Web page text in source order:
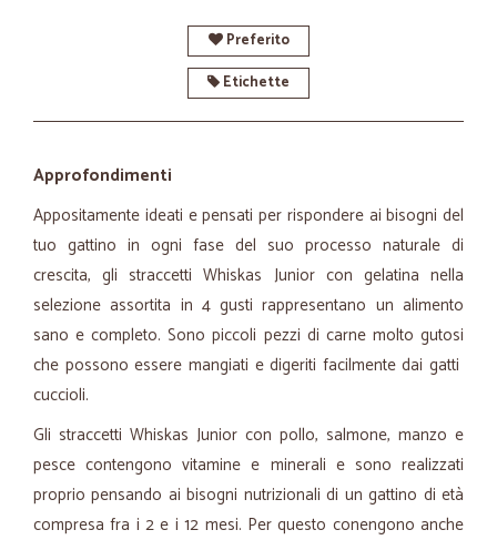
Preferito
Etichette
Approfondimenti
Appositamente ideati e pensati per rispondere ai bisogni del
tuo gattino in ogni fase del suo processo naturale di
crescita, gli straccetti Whiskas Junior con gelatina nella
selezione assortita in 4 gusti rappresentano un alimento
sano e completo. Sono piccoli pezzi di carne molto gutosi
che possono essere mangiati e digeriti facilmente dai gatti
cuccioli.
Gli straccetti Whiskas Junior con pollo, salmone, manzo e
pesce contengono vitamine e minerali e sono realizzati
proprio pensando ai bisogni nutrizionali di un gattino di età
compresa fra i 2 e i 12 mesi. Per questo conengono anche